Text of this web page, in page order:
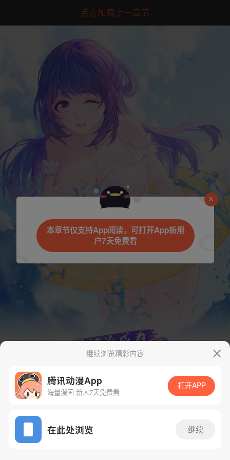
点击加载上一章节
App免费看
下一话
继续浏览精彩内容
腾讯动漫App
海量漫画 新人7天免费看
打开APP
在此处浏览 继续
本章节仅支持App阅读，可打开App新用
户7天免费看
是否前往腾漫App继续阅读
立即前往